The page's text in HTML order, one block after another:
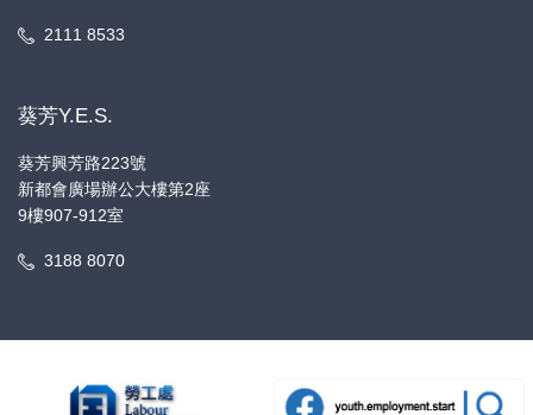
2111 8533
葵芳Y.E.S.
葵芳興芳路223號
新都會廣場辦公大樓第2座
9樓907-912室
3188 8070